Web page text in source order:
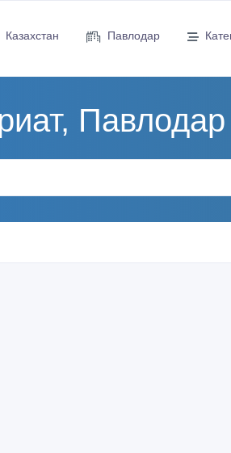
Казахстан Павлодар
Павлодар